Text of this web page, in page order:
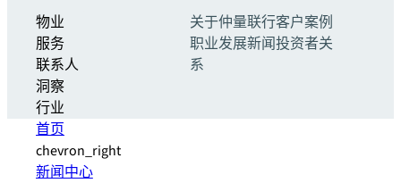
物业
服务
联系人
洞察
行业
关于仲量联行客户案例
职业发展新闻投资者关
系
首页
chevron_right
新闻中心